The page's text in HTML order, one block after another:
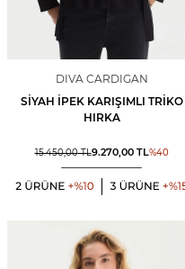
DIVA CARDIGAN
SIYAH İPEK KARIŞIMLI TRIKO
HIRKA
15.450,00TL9.270,00TL%40